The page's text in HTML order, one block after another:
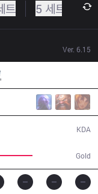
트 5 세트
Ver. 6.15
Gold
KDA